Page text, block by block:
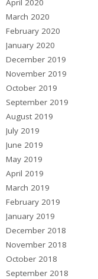
April 2020
March 2020
February 2020
January 2020
December 2019
November 2019
October 2019
September 2019
August 2019
July 2019
June 2019
May 2019
April 2019
March 2019
February 2019
January 2019
December 2018
November 2018
October 2018
September 2018